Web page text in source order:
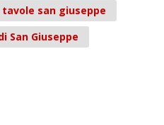
san giuseppe
San Giuseppe